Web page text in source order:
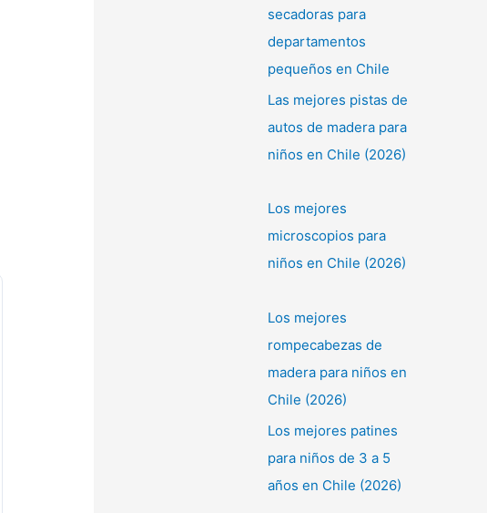
secadoras para
departamentos
pequeños en Chile
Las mejores pistas de
autos de madera para
niños en Chile (2026)
Los mejores
microscopios para
niños en Chile (2026)
Los mejores
rompecabezas de
madera para niños en
Chile (2026)
Los mejores patines
para niños de 3 a 5
años en Chile (2026)